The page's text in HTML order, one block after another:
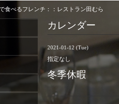
食べるフレンチ：：レストラン田むら
カレンダー
2021-01-12 (Tue)
指定なし
冬季休暇